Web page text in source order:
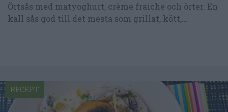
Örtsås med matyoghurt, crème fraiche och örter. En
kall sås god till det mesta som grillat, kött,...
RECEPT